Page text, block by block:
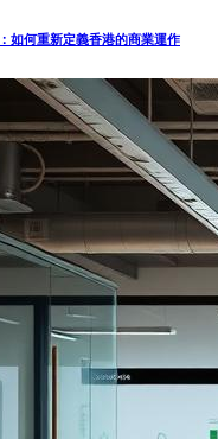
如何重新定義香港的商業運作